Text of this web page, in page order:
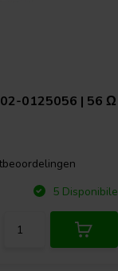
0125056 | 56 Ω
5 Disponibile